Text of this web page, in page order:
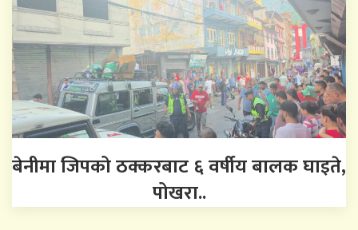
बेनीमा जिपको ठक्करबाट ६ वर्षीय बालक घाइते,
पोखरा..